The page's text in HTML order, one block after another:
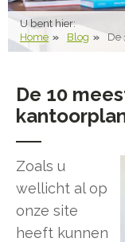
U bent hier:
Home Blog De
De 10
Zoals u
wellicht al op
onze site
heeft kunnen